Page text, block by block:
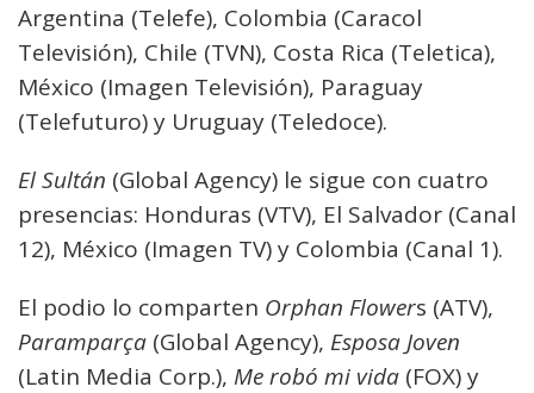
Argentina (Telefe), Colombia (Caracol
Televisión), Chile (TVN), Costa Rica (Teletica),
México (Imagen Televisión), Paraguay
(Telefuturo) y Uruguay (Teledoce).
El Sultán (Global Agency) le sigue con cuatro
presencias: Honduras (VTV), El Salvador (Canal
12), México (Imagen TV) y Colombia (Canal 1).
El podio lo comparten Orphan Flowers (ATV),
Paramparça (Global Agency), Esposa Joven
(Latin Media Corp.), Me robó mi vida (FOX) y